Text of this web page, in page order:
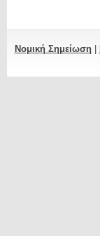
Νομική Σημείωση|